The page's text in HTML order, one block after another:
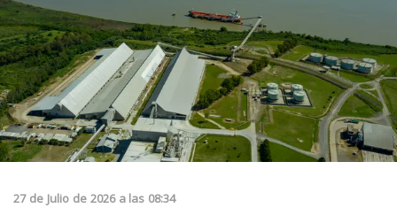
27 de Julio de 2026 a las 08:34